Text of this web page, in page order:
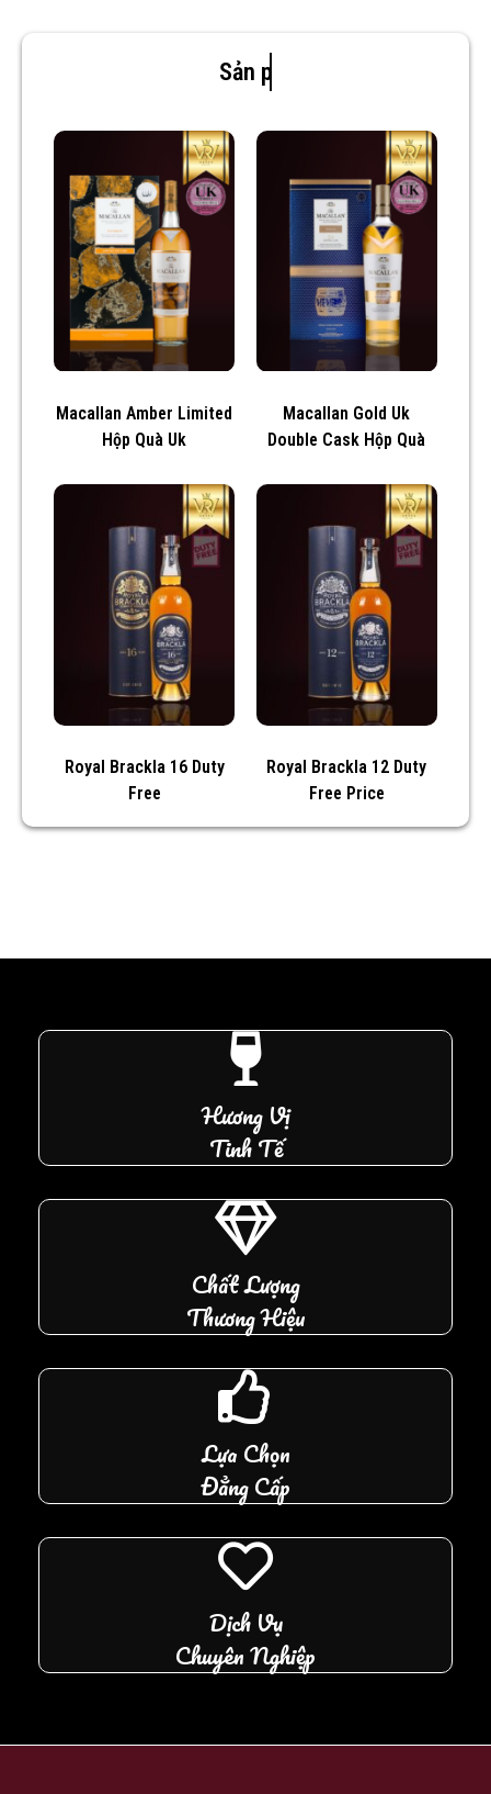
Sản phẩm mới
Macallan Amber Limited
Hộp Quà Uk
Macallan Gold Uk
Double Cask Hộp Quà
Royal Brackla 16 Duty
Free
Royal Brackla 12 Duty
Free Price
Hương Vị
Tinh Tế
Chất Lượng
Thương Hiệu
Lựa Chọn
Đẳng Cấp
Dịch Vụ
Chuyên Nghiệp